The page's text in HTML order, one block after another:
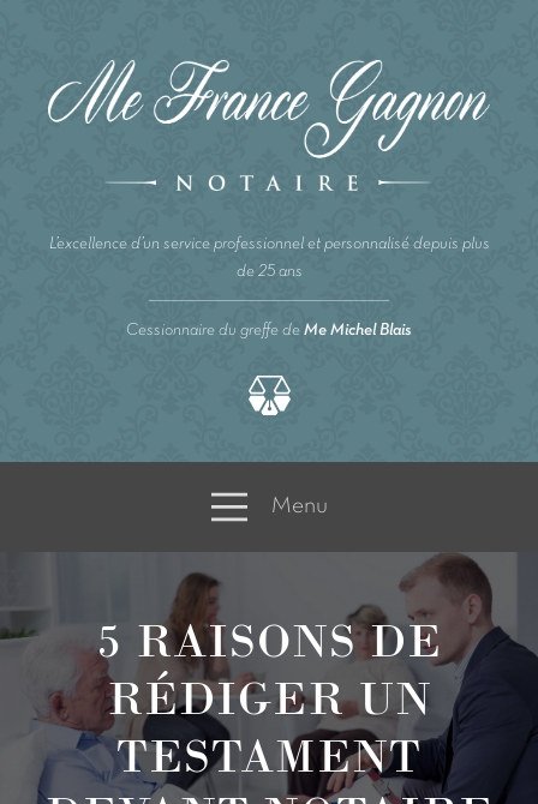
L’excellence d’un service professionnel et personnalisé depuis plus
de 25 ans
Cessionnaire du greffe de Me Michel Blais
Menu
5 RAISONS DE
RÉDIGER UN
TESTAMENT